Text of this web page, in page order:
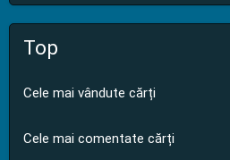
Top
Cele mai vândute cărți
Cele mai comentate cărți